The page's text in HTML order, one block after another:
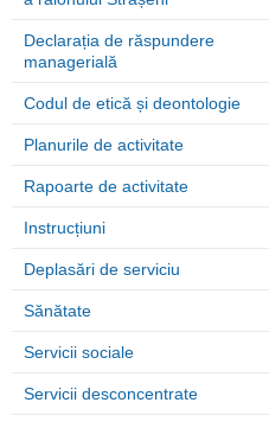
Declarația de răspundere
managerială
Codul de etică și deontologie
Planurile de activitate
Rapoarte de activitate
Instrucțiuni
Deplasări de serviciu
Sănătate
Servicii sociale
Servicii desconcentrate